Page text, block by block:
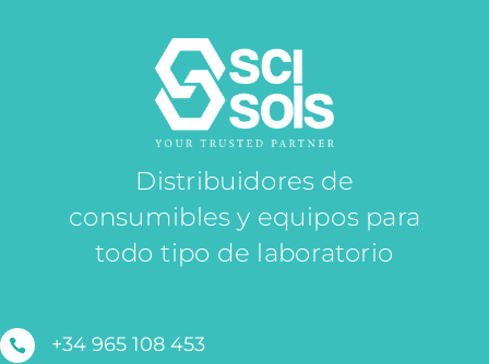
Distribuidores de
consumibles y equipos para
todo tipo de laboratorio
 +34 965 108 453